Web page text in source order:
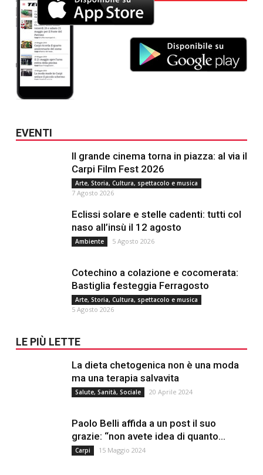
EVENTI
Il grande cinema torna in piazza: al via il
Carpi Film Fest 2026
Arte, Storia, Cultura, spettacolo e musica
7 Agosto 2026
Eclissi solare e stelle cadenti: tutti col
naso all’insù il 12 agosto
Ambiente 5 Agosto 2026
Cotechino a colazione e cocomerata:
Bastiglia festeggia Ferragosto
Arte, Storia, Cultura, spettacolo e musica
5 Agosto 2026
LE PIÙ LETTE
La dieta chetogenica non è una moda
ma una terapia salvavita
Salute, Sanità, Sociale 20 Aprile 2024
Paolo Belli affida a un post il suo
grazie: “non avete idea di quanto...
Carpi 15 Maggio 2024